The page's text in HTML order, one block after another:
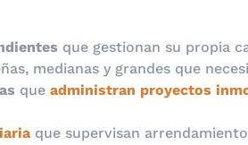
que gestionan su propia
medianas y grandes que
que administran proyectos
que supervisan